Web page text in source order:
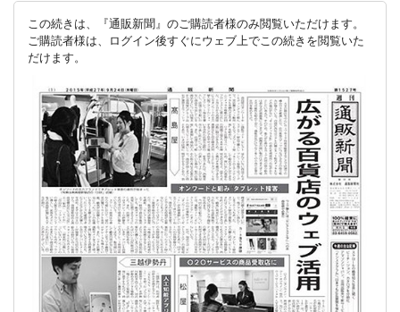
この続きは、『通販新聞』のご購読者様のみ閲覧いただけます。
ご購読者様は、ログイン後すぐにウェブ上でこの続きを閲覧いた
だけます。